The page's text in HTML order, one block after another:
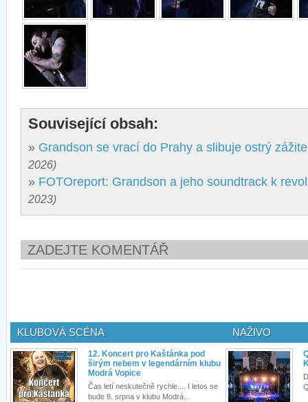
Související obsah:
» Grandson se vrací do Prahy a slibuje ostrý
2026)
» FOTOreport: Grandson a jeho soundtrack k
2023)
ZADEJTE KOMENTÁŘ
KLUBOVÁ SCÉNA
12. Koncert pro Kaštánka pod
širým nebem v legendárním klubu
Modrá Vopice
Čas letí neskutečně rychle.... I letos se
bude 8. srpna v klubu Modrá...
NAŽIVO